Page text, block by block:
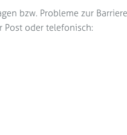
bzw. Probleme zur
Post oder telefonisch: